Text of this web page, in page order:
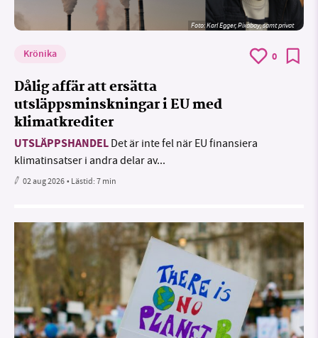
Foto:Karl Egger, Pixabay, samt privat
Krönika 0
Dålig affär att ersätta
utsläppsminskningar i EU med
klimatkrediter
UTSLÄPPSHANDEL Det är inte fel när EU finansiera
klimatinsatser i andra delar av...
02 aug 2026• Lästid:7 min